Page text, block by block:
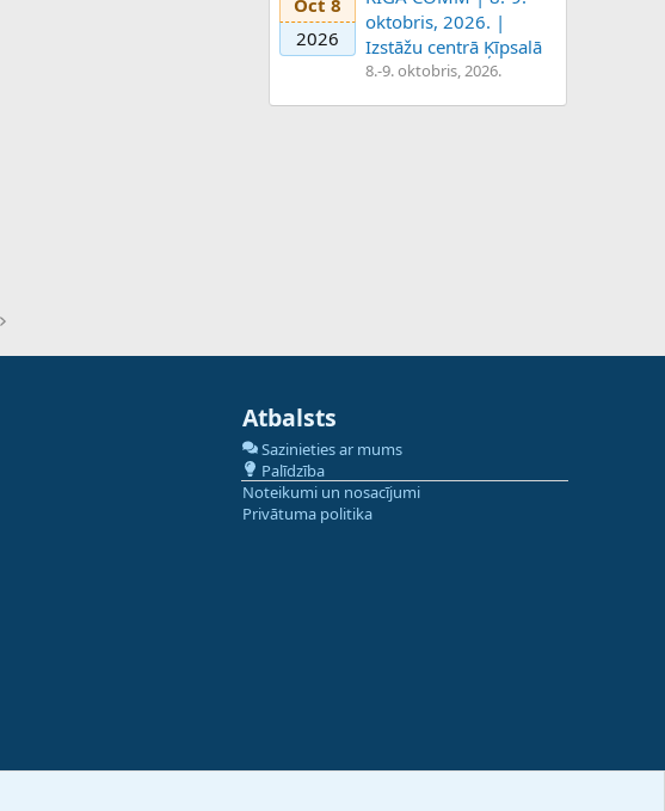
2026
oktobris, 2026. |
Izstāžu centrā Ķīpsalā
8.-9. oktobris, 2026.
Atbalsts
Sazinieties ar mums
Palīdzība
Noteikumi un nosacījumi
Privātuma politika